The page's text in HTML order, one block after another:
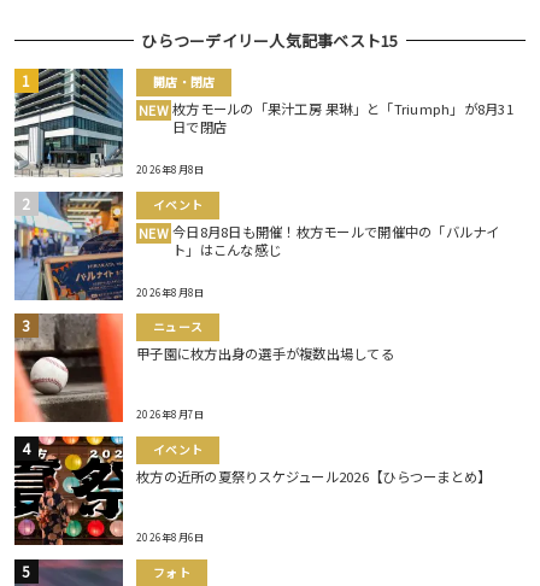
ひらつーデイリー人気記事ベスト15
開店・閉店
NEW 枚方モールの「果汁工房 果琳」と「Triumph」が8月31
日で閉店
2026年8月8日
イベント
NEW 今日8月8日も開催！枚方モールで開催中の「バルナイ
ト」はこんな感じ
2026年8月8日
ニュース
甲子園に枚方出身の選手が複数出場してる
2026年8月7日
イベント
枚方の近所の夏祭りスケジュール2026【ひらつーまとめ】
2026年8月6日
フォト